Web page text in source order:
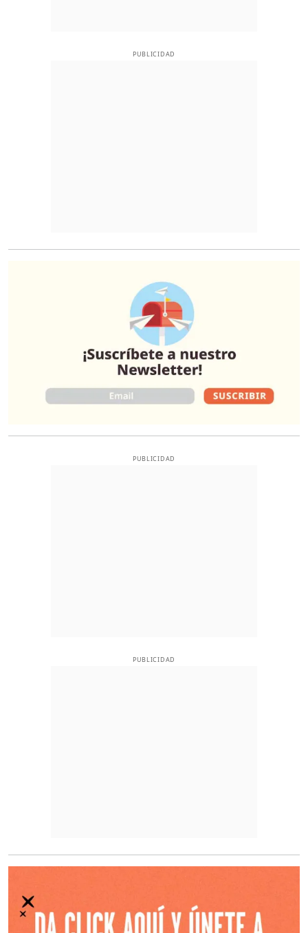
PUBLICIDAD
PUBLICIDAD
PUBLICIDAD